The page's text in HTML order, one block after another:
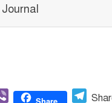
Viber Share